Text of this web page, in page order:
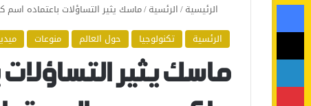
الرئيسية/الرئسية/ماسك يثير التساؤلات باعتماده
الرئسية
تكنولوجيا حول العالم منوعات
ماسك يثير